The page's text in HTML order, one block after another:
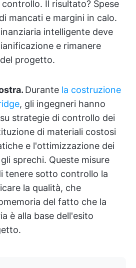
Il risultato? Spese
mancati e margini in calo.
intelligente deve
e rimanere
progetto.
Durante la costruzione
, gli ingegneri hanno
strategie di controllo dei
di materiali costosi
e l'ottimizzazione dei
sprechi. Queste misure
tenere sotto controllo la
la qualità, che
del fatto che la
è alla base dell'esito